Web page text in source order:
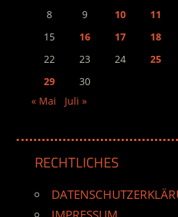
8
9 10 11
15
16 17 18
22
23 24 25
29
30
« Mai
Juli »
RECHTLICHES